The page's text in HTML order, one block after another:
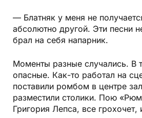
— Блатняк у меня не
абсолютно другой. Эти песни
брал на себя напарник.
Моменты разные случались. В
опасные. Как-то работал на
поставили ромбом в центре
разместили столики. Пою
Григория Лепса, все